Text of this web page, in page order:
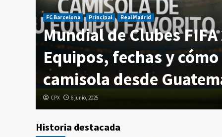
FC Barcelona Principal Real Madrid
Mundial de Clubes FIFA
Equipos, fechas y
camisola desde
CPX 6 junio, 2025
Historia destacada